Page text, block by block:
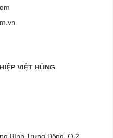
VIỆT HÙNG
Bình Trưng Đông, Q.2,